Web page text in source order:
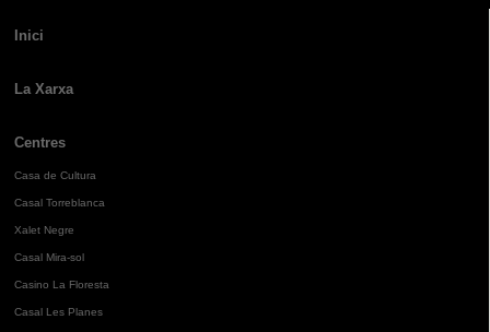
Inici
La Xarxa
Centres
Casa de Cultura
Casal Torreblanca
Xalet Negre
Casal Mira-sol
Casino La Floresta
Casal Les Planes